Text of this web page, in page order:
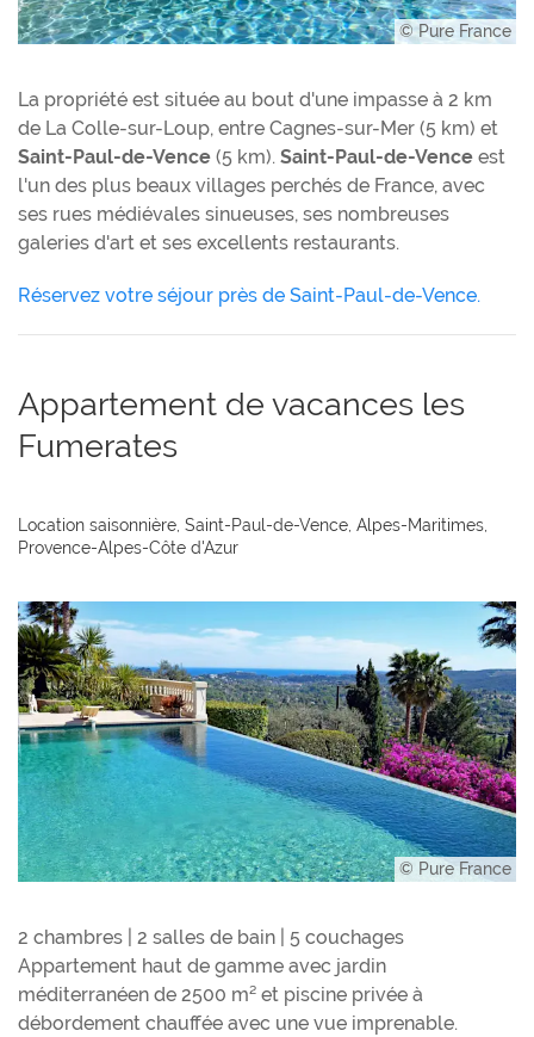
© Pure France
La propriété est située au bout d'une impasse à 2 km
de La Colle-sur-Loup, entre Cagnes-sur-Mer (5 km) et
Saint-Paul-de-Vence (5 km). Saint-Paul-de-Vence est
l'un des plus beaux villages perchés de France, avec
ses rues médiévales sinueuses, ses nombreuses
galeries d'art et ses excellents restaurants.
Réservez votre séjour près de Saint-Paul-de-Vence.
Appartement de vacances les
Fumerates
Location saisonnière, Saint-Paul-de-Vence, Alpes-Maritimes,
Provence-Alpes-Côte d'Azur
© Pure France
2 chambres | 2 salles de bain | 5 couchages
Appartement haut de gamme avec jardin
méditerranéen de 2500 m² et piscine privée à
débordement chauffée avec une vue imprenable.